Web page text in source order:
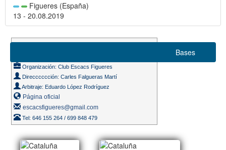
Figueres (España)
13 - 20.08.2019
Organización: Club Escacs Figueres
Direcccccción: Carles Falgueras Martí
Arbitraje: Eduardo López Rodríguez
Página oficial
escacsfigueres@gmail.com
Tel: 646 155 264 / 699 848 479
Bases